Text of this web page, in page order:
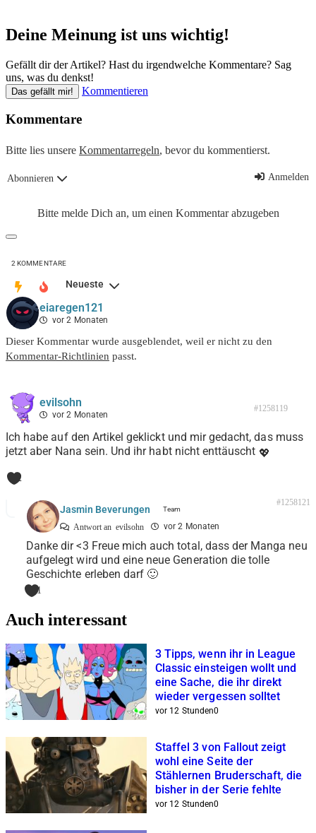
Deine Meinung ist uns wichtig!
Gefällt dir der Artikel? Hast du irgendwelche Kommentare? Sag
uns, was du denkst!
Das gefällt mir! Kommentieren
Kommentare
Bitte lies unsere Kommentarregeln, bevor du kommentierst.
Abonnieren Anmelden
Bitte melde Dich an, um einen Kommentar abzugeben
2 KOMMENTARE
Neueste
eiaregen121
vor 2 Monaten
Dieser Kommentar wurde ausgeblendet, weil er nicht zu den
Kommentar-Richtlinien passt.
evilsohn
vor 2 Monaten
#1258119
Ich habe auf den Artikel geklickt und mir gedacht, das muss
jetzt aber Nana sein. Und ihr habt nicht enttäuscht 💖
2
Jasmin Beverungen
Antwort an evilsohn vor 2 Monaten
#1258121
Danke dir <3 Freue mich auch total, dass der Manga neu
aufgelegt wird und eine neue Generation die tolle
Geschichte erleben darf 🙂
1
Auch interessant
3 Tipps, wenn ihr in League
Classic einsteigen wollt und
eine Sache, die ihr direkt
wieder vergessen solltet
vor 12 Stunden0
Staffel 3 von Fallout zeigt
wohl eine Seite der
Stählernen Bruderschaft, die
bisher in der Serie fehlte
vor 12 Stunden0